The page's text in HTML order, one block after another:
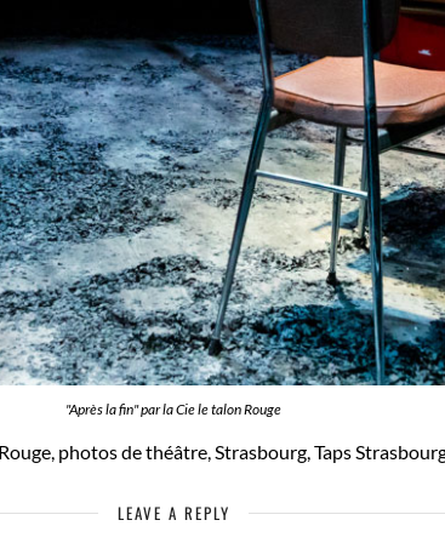
"Après la fin" par la Cie le talon Rouge
photos de théâtre, Strasbourg, Taps
LEAVE A REPLY